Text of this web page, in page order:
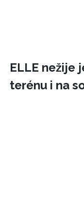
INFORMACE
ELLE nežije
terénu i na